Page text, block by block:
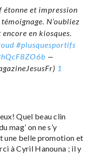
étonne et impression
N’oubliez
en kiosques.
#plusquesportifs
—
1
Quel beau clin
mag’ on ne s’y
une belle promotion et
à Cyril Hanouna ; il y